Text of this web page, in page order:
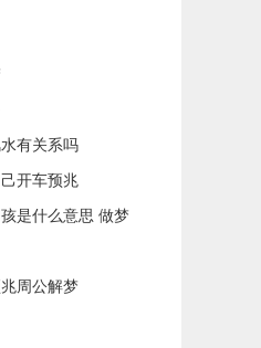
有关系吗
开车预兆
是什么意思 做梦
周公解梦